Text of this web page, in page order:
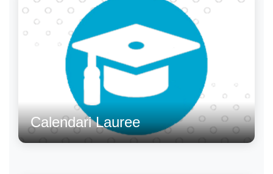
Calendari Lauree